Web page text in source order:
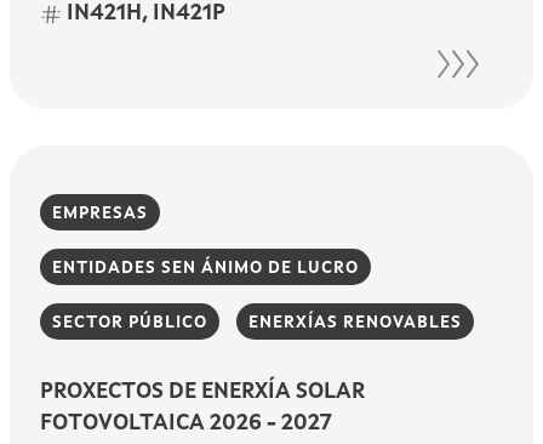
IN421H, IN421P
EMPRESAS
ENTIDADES SEN ÁNIMO DE LUCRO
SECTOR PÚBLICO ENERXÍAS RENOVABLES
PROXECTOS DE ENERXÍA SOLAR
FOTOVOLTAICA 2026 - 2027